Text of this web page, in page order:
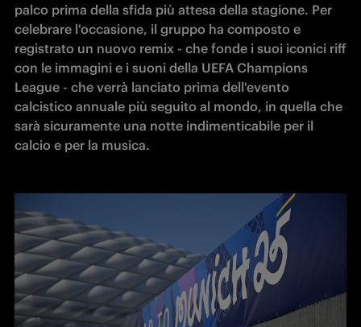
palco prima della sfida più attesa della stagione. Per
celebrare l'occasione, il gruppo ha composto e
registrato un nuovo remix - che fonde i suoi iconici riff
con le immagini e i suoni della UEFA Champions
League - che verrà lanciato prima dell'evento
calcistico annuale più seguito al mondo, in quella che
sarà sicuramente una notte indimenticabile per il
calcio e per la musica.